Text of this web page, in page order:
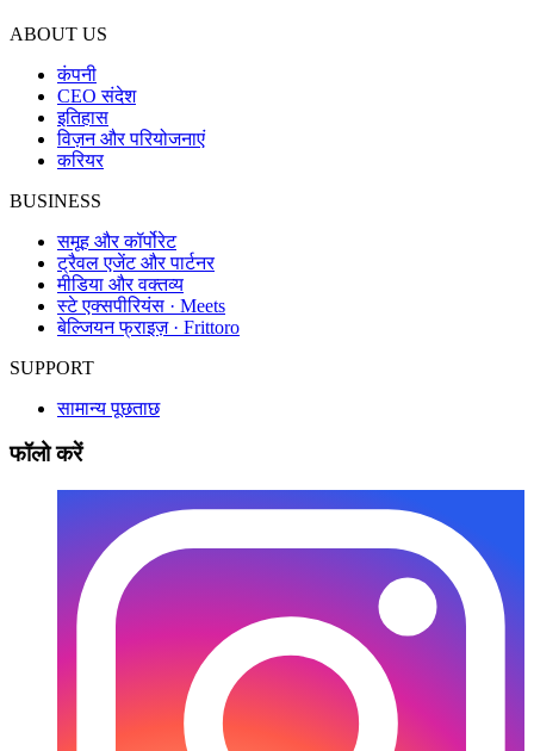
ABOUT US
कंपनी
CEO संदेश
इतिहास
विज़न और परियोजनाएं
करियर
BUSINESS
समूह और कॉर्पोरेट
ट्रैवल एजेंट और पार्टनर
मीडिया और वक्तव्य
स्टे एक्सपीरियंस · Meets
बेल्जियन फ्राइज़ · Frittoro
SUPPORT
सामान्य पूछताछ
फॉलो करें